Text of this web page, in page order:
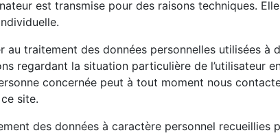
est transmise pour des raisons techniques.
au traitement des données personnelles utilisées
regardant la situation particulière de l’utilisateur
concernée peut à tout moment nous
site.
des données à caractère personnel recueillies